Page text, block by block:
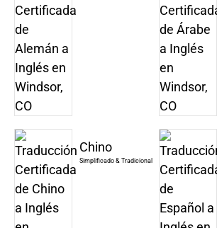
Chino
Simplificado & Tradicional